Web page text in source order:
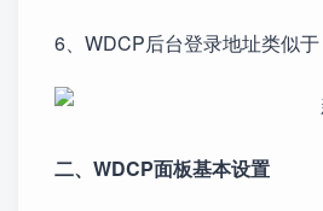
6、WDCP后台登录地址类似
二、WDCP面板基本设置